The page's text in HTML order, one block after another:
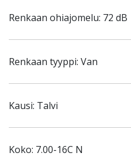
Renkaan ohiajomelu: 72 dB
Renkaan tyyppi: Van
Kausi: Talvi
Koko: 7.00-16C N